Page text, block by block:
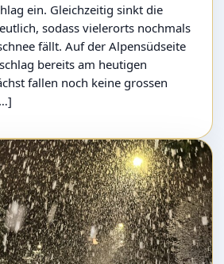
ein. Gleichzeitig sinkt die
sodass vielerorts nochmals
fällt. Auf der Alpensüdseite
bereits am heutigen
fallen noch keine grossen